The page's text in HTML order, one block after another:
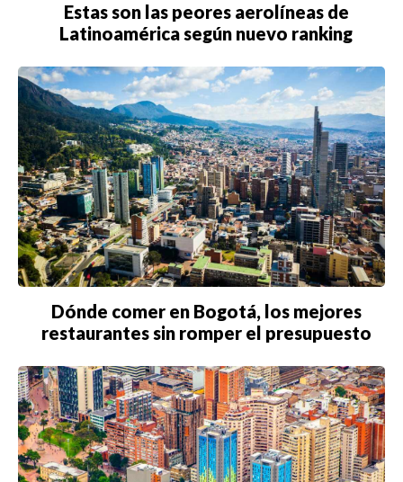
Estas son las peores aerolíneas de
Latinoamérica según nuevo ranking
Dónde comer en Bogotá, los mejores
restaurantes sin romper el presupuesto